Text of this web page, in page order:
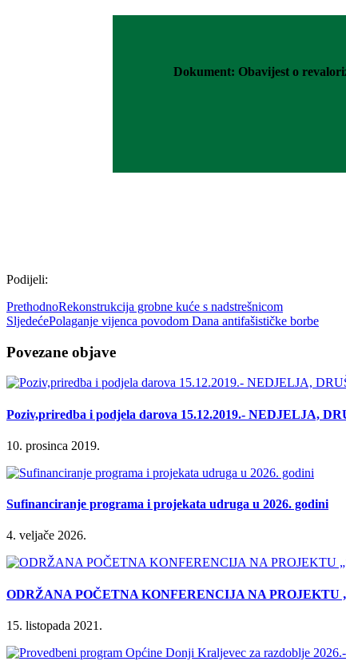
Dokument: Obavijest o
Podijeli:
PrethodnoRekonstrukcija grobne kuće s nadstrešnicom
SljedećePolaganje vijenca povodom Dana antifašističke borbe
Povezane objave
Poziv,priredba i podjela darova 15.12.2019.- NEDJELJA,
10. prosinca 2019.
Sufinanciranje programa i projekata udruga u 2026. godini
4. veljače 2026.
ODRŽANA POČETNA KONFERENCIJA NA
15. listopada 2021.